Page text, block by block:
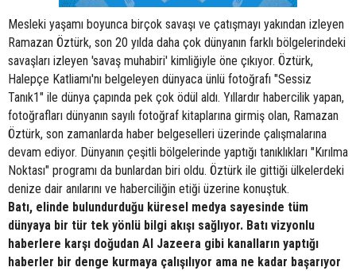
Mesleki yaşamı boyunca birçok savaşı ve çatışmayı yakından izleyen
Ramazan Öztürk, son 20 yılda daha çok dünyanın farklı bölgelerindeki
savaşları izleyen 'savaş muhabiri' kimliğiyle öne çıkıyor. Öztürk,
Halepçe Katliamı'nı belgeleyen dünyaca ünlü fotoğrafı "Sessiz
Tanık1" ile dünya çapında pek çok ödül aldı. Yıllardır habercilik yapan,
fotoğrafları dünyanın sayılı fotoğraf kitaplarına girmiş olan, Ramazan
Öztürk, son zamanlarda haber belgeselleri üzerinde çalışmalarına
devam ediyor. Dünyanın çeşitli bölgelerinde yaptığı tanıklıkları "Kırılma
Noktası" programı da bunlardan biri oldu. Öztürk ile gittiği ülkelerdeki
denize dair anılarını ve haberciliğin etiği üzerine konuştuk.
Batı, elinde bulundurduğu küresel medya sayesinde tüm
dünyaya bir tür tek yönlü bilgi akışı sağlıyor. Batı vizyonlu
haberlere karşı doğudan Al Jazeera gibi kanalların yaptığı
haberler bir denge kurmaya çalışılıyor ama ne kadar başarıyor